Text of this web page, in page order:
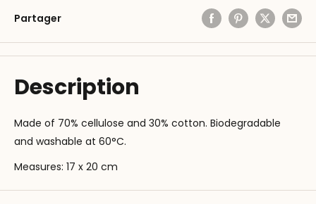
Partager
Description
Made of 70% cellulose and 30% cotton. Biodegradable
and washable at 60°C.
Measures: 17 x 20 cm